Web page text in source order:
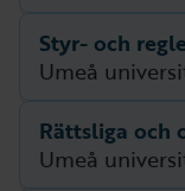
Beskrivning
Beskrivning för
Styr- och
Umeå
Beskrivning
Beskrivning för
Umeå